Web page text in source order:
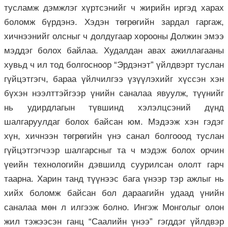
тусламж дэмжлэг хүртсэнийг ч жирийн иргэд харах
боломж бүрдэнэ. Хэдэн төгрөгийн зардал гаргаж,
хичнээнийг олсныг ч долдугаар хорооны Должин эмээ
мэддэг болох байлаа. Худалдан авах ажиллагааны
хувьд ч ил тод болгосноор “Эрдэнэт” үйлдвэрт туслан
гүйцэтгэгч, бараа үйлчилгээ үзүүлэхийг хүссэн хэн
бүхэн нээлттэйгээр үнийн саналаа явуулж, түүнийг
нь удирдлагын түвшинд хэлэлцсэний дүнд
шалгаруулдаг болох байсан юм. Мэдээж хэн гэдэг
хүн, хичнээн төгрөгийн үнэ санал болгооод туслан
гүйцэтгэгчээр шалгарсныг та ч мэдэж болох орчин
үеийн технологийн дэвшилд суурилсан ололт гарч
таарна. Харин танд түүнээс бага үнээр тэр ажлыг нь
хийх боломж байсан бол дараагийн удаад үнийн
саналаа мөн л илгээж болно. Ингэж Монголыг олон
жил тэжээсэн ганц “Саалийн үнээ” гэгддэг үйлдвэр